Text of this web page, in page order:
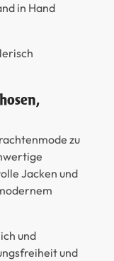
in Hand
zu
Jacken und
und
und